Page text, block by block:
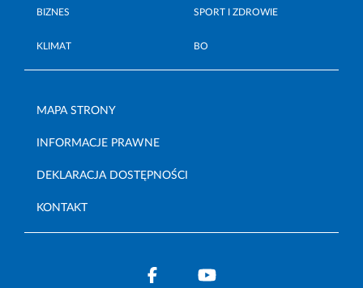
BIZNES SPORT I ZDROWIE
KLIMAT BO
MAPA STRONY
INFORMACJE PRAWNE
DEKLARACJA DOSTĘPNOŚCI
KONTAKT